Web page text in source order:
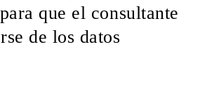
que el consultante
de los datos